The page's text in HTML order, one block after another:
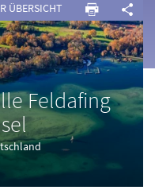
ÜBERSICHT
Feldafing